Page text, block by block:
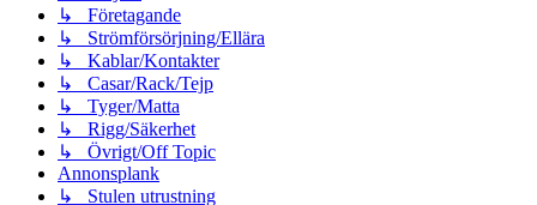
↳ Företagande
↳ Strömförsörjning/Ellära
↳ Kablar/Kontakter
↳ Casar/Rack/Tejp
↳ Tyger/Matta
↳ Rigg/Säkerhet
↳ Övrigt/Off Topic
Annonsplank
↳ Stulen utrustning